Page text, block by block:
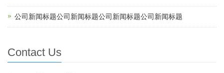
公司新闻标题公司新闻标题公司新闻标题公司新闻标题
Contact Us